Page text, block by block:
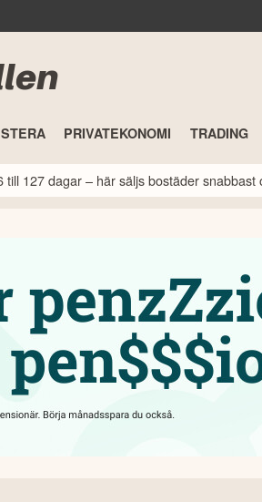
PRIVATEKONOMI TRADING
till 127 dagar – här säljs bostäder